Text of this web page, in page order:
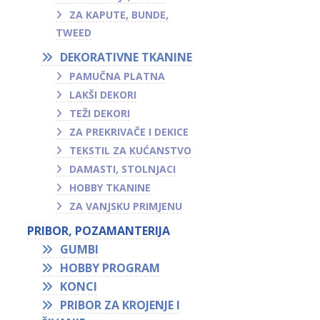
ZA KAPUTE, BUNDE,
TWEED
DEKORATIVNE TKANINE
PAMUČNA PLATNA
LAKŠI DEKORI
TEŽI DEKORI
ZA PREKRIVAČE I DEKICE
TEKSTIL ZA KUĆANSTVO
DAMASTI, STOLNJACI
HOBBY TKANINE
ZA VANJSKU PRIMJENU
PRIBOR, POZAMANTERIJA
GUMBI
HOBBY PROGRAM
KONCI
PRIBOR ZA KROJENJE I